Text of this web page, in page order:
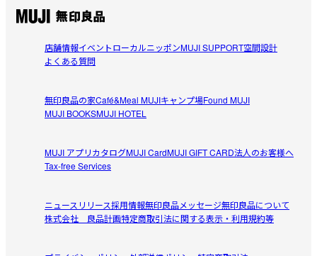
店舗情報イベントローカルニッポンMUJI SUPPORT空間設計
よくある質問
無印良品の家Café&Meal MUJIキャンプ場Found MUJI
MUJI BOOKSMUJI HOTEL
MUJI アプリカタログMUJI CardMUJI GIFT CARD法人のお客様へ
Tax-free Services
ニュースリリース採用情報無印良品メッセージ無印良品について
株式会社 良品計画特定商取引法に関する表示・利用規約等